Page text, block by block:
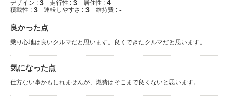
デザイン : 3 走行性 : 3 居住性 : 4
積載性 : 3 運転しやすさ : 3 維持費 : -
良かった点
乗り心地は良いクルマだと思います。良くできたクルマだと思います。
気になった点
仕方ない事かもしれませんが、燃費はそこまで良くないと思います。